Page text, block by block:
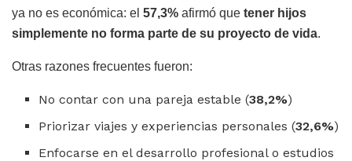
ya no es económica: el 57,3% afirmó que tener hijos
simplemente no forma parte de su proyecto de vida.
Otras razones frecuentes fueron:
No contar con una pareja estable (38,2%)
Priorizar viajes y experiencias personales (32,6%)
Enfocarse en el desarrollo profesional o estudios